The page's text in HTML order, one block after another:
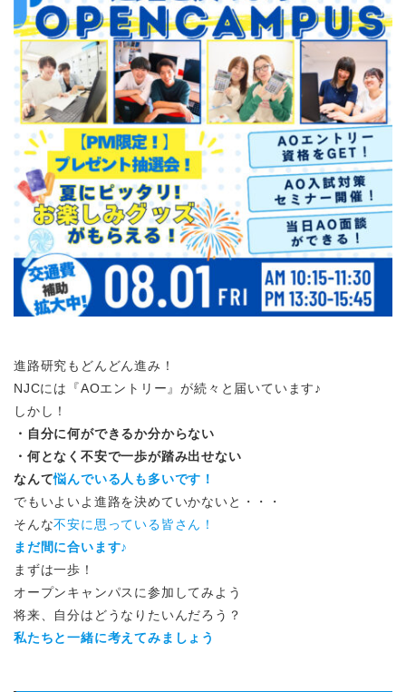
進路研究もどんどん進み！
NJCには『AOエントリー』が続々と届いています♪
しかし！
・自分に何ができるか分からない
・何となく不安で一歩が踏み出せない
なんて悩んでいる人も多いです！
でもいよいよ進路を決めていかないと・・・
そんな不安に思っている皆さん！
まだ間に合います♪
まずは一歩！
オープンキャンパスに参加してみよう
将来、自分はどうなりたいんだろう？
私たちと一緒に考えてみましょう